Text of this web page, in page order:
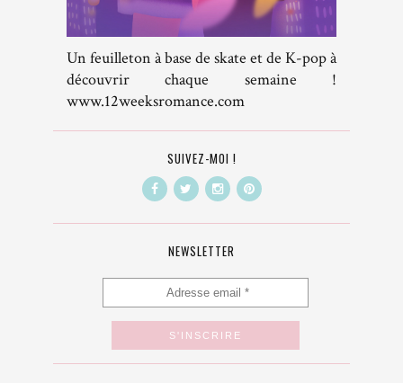
Un feuilleton à base de skate et de K-pop à
découvrir chaque semaine !
www.12weeksromance.com
SUIVEZ-MOI !
NEWSLETTER